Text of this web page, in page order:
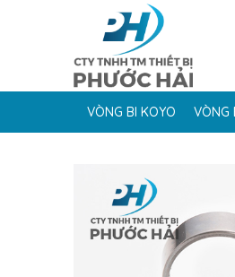
VÒNG BI KOYO VÒNG